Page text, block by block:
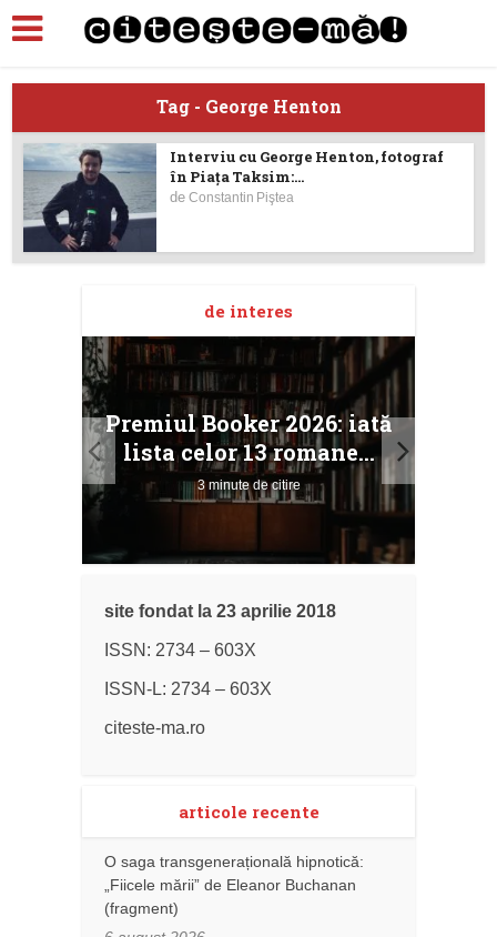
Tag - George Henton
Interviu cu George Henton, fotograf
în Piaţa Taksim:...
deConstantin Piştea
de interes
Premiul Booker 2026: iată
lista celor 13 romane...
3 minute de citire
site fondat la 23 aprilie 2018
ISSN: 2734 – 603X
ISSN-L: 2734 – 603X
citeste-ma.ro
articole recente
O saga transgenerațională hipnotică:
„Fiicele mării” de Eleanor Buchanan
(fragment)